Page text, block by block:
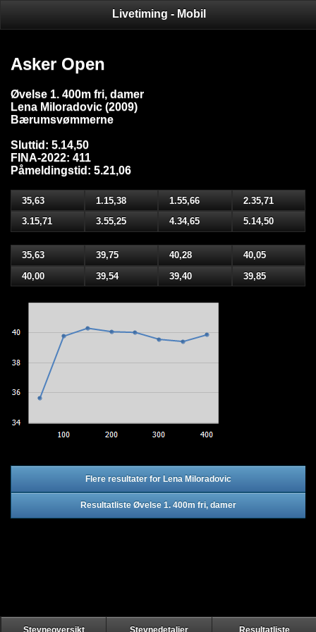
Livetiming - Mobil
Asker Open
Øvelse 1. 400m fri, damer
Lena Miloradovic (2009)
Bærumsvømmerne
Sluttid: 5.14,50
FINA-2022: 411
Påmeldingstid: 5.21,06
35,63 1.15,38 1.55,66
2.35,71
3.15,71
3.55,25 4.34,65 5.14,50
35,63 39,75 40,28
40,05
40,00
39,54 39,40 39,85
Flere resultater for Lena Miloradovic
Resultatliste Øvelse 1. 400m fri, damer
Stevneoversikt Stevnedetaljer Resultatliste